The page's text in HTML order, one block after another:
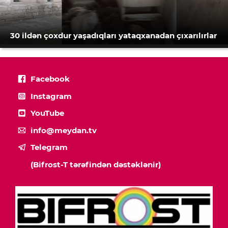
30 ildən çoxdur yaşadıqları yataqxanadan çıxarılırlar
Facebook
Instagram
YouTube
info@meydan.tv
Telegram
(Bifrost-T tərəfindən dəstəklənir)